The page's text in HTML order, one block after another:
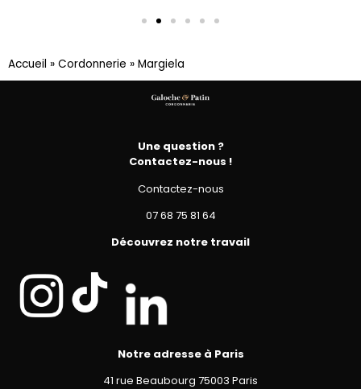
Accueil » Cordonnerie » Margiela
Une question ?
Contactez-nous !
Contactez-nous
07 68 75 81 64
Découvrez notre travail
Notre adresse à Paris
41 rue Beaubourg 75003 Paris